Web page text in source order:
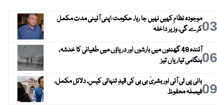
03موجودہ نظام کہیں نہیں جا رہا، حکومت اپنی آئینی مدت مکمل
کرے گی، وزیر داخلہ
06
آئندہ 48 گھنٹوں میں بارشوں اور دریاؤں میں طغیانی کا خدشہ،
ہنگامی تیاریاں تیز
09بانی پی ٹی آئی اور بشریٰ بی بی کی قیدِ تنہائی کیس، دلائل مکمل،
فیصلہ محفوظ